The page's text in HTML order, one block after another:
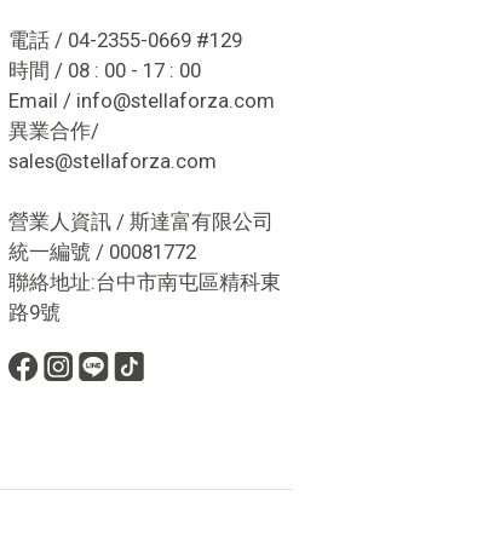
電話 / 04-2355-0669 #129
時間 / 08 : 00 - 17 : 00
Email / info@stellaforza.com
異業合作/
sales@stellaforza.com
營業人資訊 / 斯達富有限公司
統一編號 / 00081772
聯絡地址:台中市南屯區精科東
路9號